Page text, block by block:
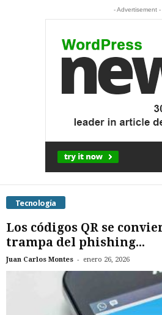
- Advertisement -
Tecnología
Los códigos QR se
trampa del phishing...
Juan Carlos Montes - enero 26, 2026